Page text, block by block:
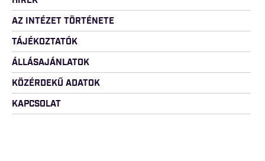
AZ INTÉZET TÖRTÉNETE
TÁJÉKOZTATÓK
ÁLLÁSAJÁNLATOK
KÖZÉRDEKŰ ADATOK
KAPCSOLAT